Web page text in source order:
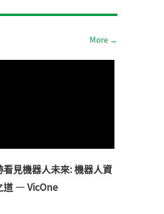
More →
見機器人未來: 機器人資
道 — VicOne